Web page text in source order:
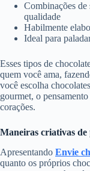
Combinações de
qualidade
Habilmente
Ideal para
Esses tipos de
quem você ama,
você escolha
gourmet, o
corações.
Maneiras criativas de
Apresentando Envie
quanto os próprios